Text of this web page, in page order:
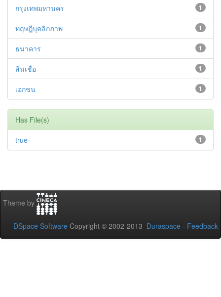
1
กรุงเทพมหานคร
1
ทฤษฎีบุคลิกภาพ
1
ธนาคาร
1
สินเชื่อ
1
เอกชน
Has File(s)
1
true
Theme by
DSpace Software Copyright © 2002-2013 Duraspace - Feedback